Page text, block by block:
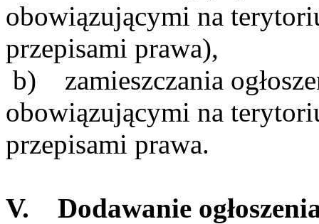
obowiązującymi na
przepisami prawa),
b) zamieszczania
obowiązującymi na
przepisami prawa.
V. Dodawanie